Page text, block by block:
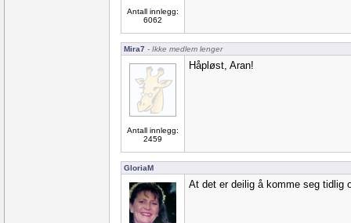
Antall innlegg:
6062
Mira7 - Ikke medlem lenger
Antall innlegg:
2459
Håpløst, Aran!
GloriaM
At det er deilig å komme seg tidlig